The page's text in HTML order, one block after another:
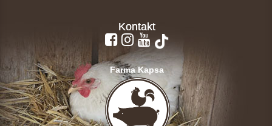
Kontakt
Farma Kapsa